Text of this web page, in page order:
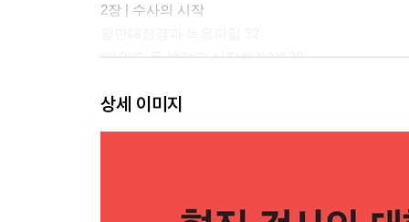
2장 | 수사의 시작
“마약도 돈 벌려고 시작한거야” 39
“팀전이란 말이야. 우리 다 같이 입을 다물어야 해”
블러핑 편지, 변기속 편지 52
상세 이미지